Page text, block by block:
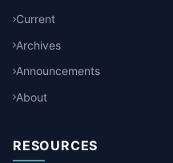
Current
Archives
Announcements
About
RESOURCES